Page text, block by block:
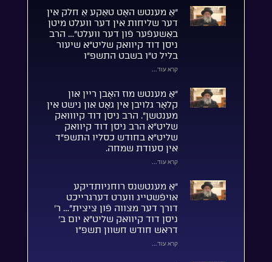
“אַ מענטש האָט טאַקע אַ חלק אין
דער שליחות אין דער וועלט מיטן
באַשעפֿער פֿון דער וועלט”… הרב
ניסן דוד קיוואק שליט”א שיעור
בליל ט”ו בשבט התשפ”ו
קרא עוד...
“אַ מענטש מוז האָבן ריין און
קלאָר גלויבן אין גאָט און נישט אין
מענטשן”. הרב ניסן דוד קיווואק
שליט”א הרב ניסן דוד קיוואק
שליט”א בחודש כסליו התשפ”ד
אין סעודת שמחה.
קרא עוד...
“אַ מענטשנס רוחניותדיקע
אויפֿשטייג ווערט דערגרייכט
דורך דער מצווה פֿון ציצית”… ר’
ניסן דוד קיוואק שליט”א יום ב’
דראש חודש חשוון תשפ”ו
קרא עוד...